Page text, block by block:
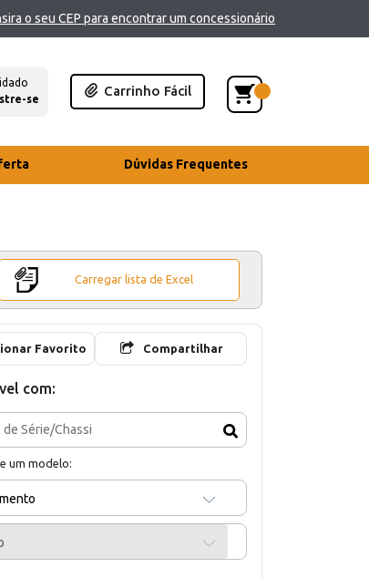
o seu CEP para encontrar um concessionário
se
Carrinho Fácil
Dúvidas Frequentes
Carregar lista de Excel
Favorito Compartilhar
com:
um modelo: